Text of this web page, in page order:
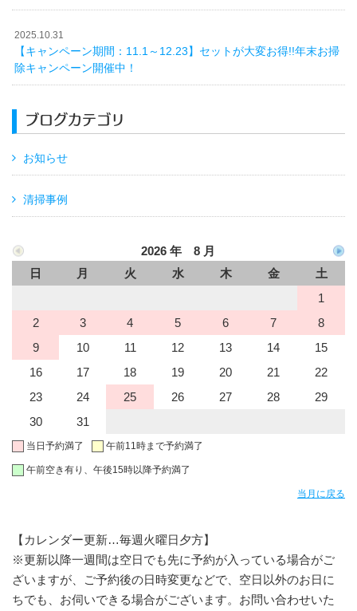
2025.10.31
【キャンペーン期間：11.1～12.23】セットが大変お得!!年末お掃
除キャンペーン開催中！
ブログカテゴリ
お知らせ
清掃事例
2026 年 8 月
日
月 火 水 木 金
土
1
2
3 4 5 6 7
8
9
10 11 12 13 14
15
16
17 18 19 20 21
22
23
24 25 26 27 28
29
30
31
当日予約満了 午前11時まで予約満了
午前空き有り、午後15時以降予約満了
当月に戻る
【カレンダー更新…毎週火曜日夕方】
※更新以降一週間は空日でも先に予約が入っている場合がご
ざいますが、ご予約後の日時変更などで、空日以外のお日に
ちでも、お伺いできる場合がございます。お問い合わせいた